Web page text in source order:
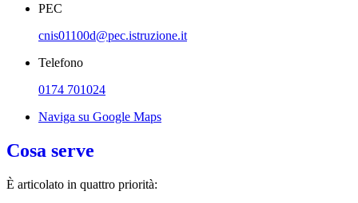
PEC
cnis01100d@pec.istruzione.it
Telefono
0174 701024
Naviga su Google Maps
Cosa serve
È articolato in quattro priorità: